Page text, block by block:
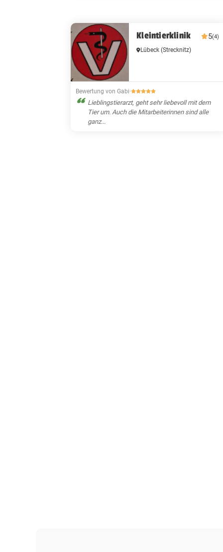
Kleintierklinik 5(4)
Lübeck(Strecknitz)
Bewertung von Gabi·
Lieblingstierarzt, geht sehr liebevoll mit dem
Tier um. Auch die Mitarbeiterinnen sind alle
ganz...